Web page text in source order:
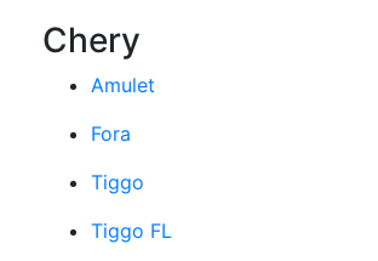
Chery
Amulet
Fora
Tiggo
Tiggo FL